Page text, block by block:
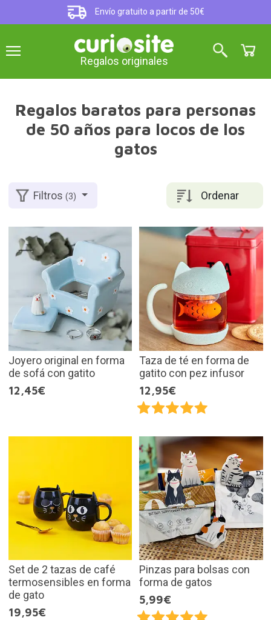
Envío gratuito a partir de 50€
Regalos originales
Regalos baratos para personas
de 50 años para locos de los
gatos
Ordenar
Filtros(3)
Joyero original en forma
de sofá con gatito
12,45€
Taza de té en forma de
gatito con pez infusor
12,95€
Set de 2 tazas de café
termosensibles en forma
de gato
19,95€
Pinzas para bolsas con
forma de gatos
5,99€